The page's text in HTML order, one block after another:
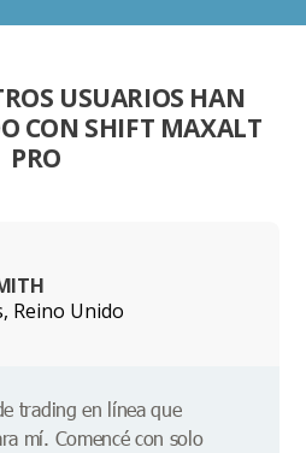
USUARIOS HAN
CON SHIFT MAXALT
PRO
Reino Unido
trading en línea que
mí. Comencé con solo